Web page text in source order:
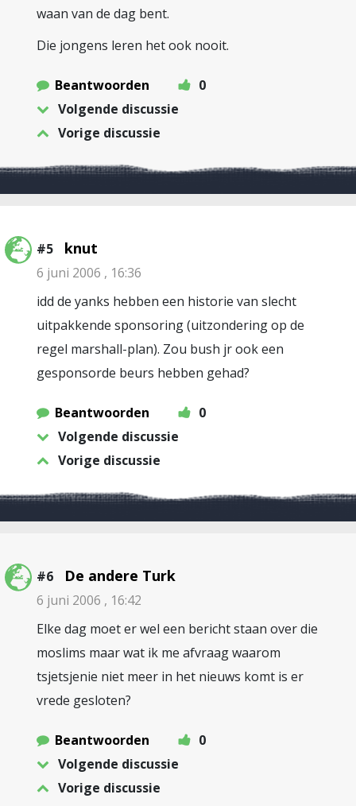
waan van de dag bent.
Die jongens leren het ook nooit.
Beantwoorden
0
Volgende discussie
Vorige discussie
#5 knut
6 juni 2006 , 16:36
idd de yanks hebben een historie van slecht
uitpakkende sponsoring (uitzondering op de
regel marshall-plan). Zou bush jr ook een
gesponsorde beurs hebben gehad?
Beantwoorden
0
Volgende discussie
Vorige discussie
#6 De andere Turk
6 juni 2006 , 16:42
Elke dag moet er wel een bericht staan over die
moslims maar wat ik me afvraag waarom
tsjetsjenie niet meer in het nieuws komt is er
vrede gesloten?
Beantwoorden
0
Volgende discussie
Vorige discussie